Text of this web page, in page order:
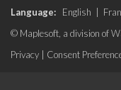
Language: English
© Maplesoft, a division of
Privacy
Consent